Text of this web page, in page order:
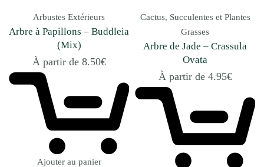
Arbustes Extérieurs
Arbre à Papillons – Buddleia
(Mix)
À partir de 8.50€
Ajouter au panier
Cactus, Succulentes et Plantes
Grasses
Arbre de Jade – Crassula
Ovata
À partir de 4.95€